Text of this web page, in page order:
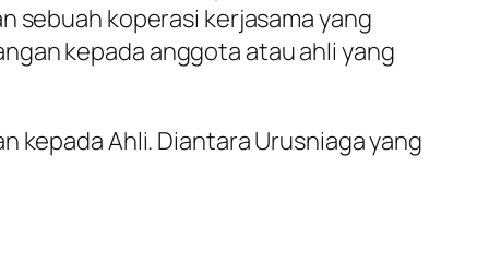
sebuah koperasi kerjasama yang
kepada anggota atau ahli yang
kepada Ahli. Diantara Urusniaga yang